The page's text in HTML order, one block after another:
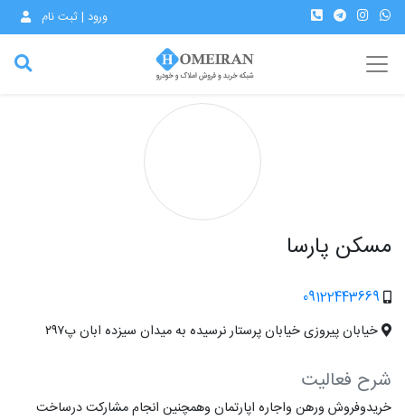
ورود | ثبت نام
مسکن پارسا
09122443669
خیابان پیروزی خیابان پرستار نرسیده به میدان سیزده ابان پ۲۹۷
شرح فعالیت
خریدوفروش ورهن واجاره اپارتمان وهمچنین انجام مشارکت درساخت